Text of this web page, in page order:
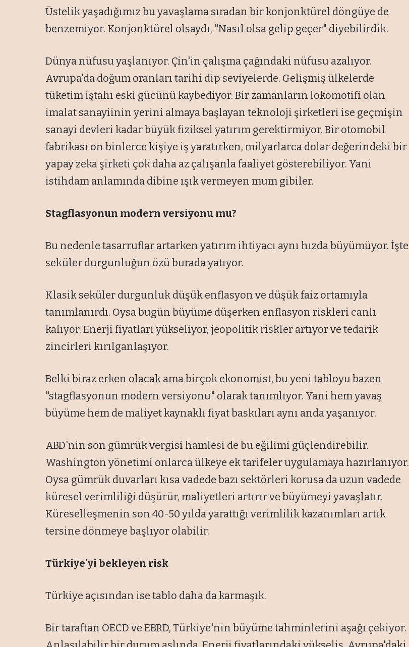
Üstelik yaşadığımız bu yavaşlama sıradan bir konjonktürel döngüye de
benzemiyor. Konjonktürel olsaydı, "Nasıl olsa gelip geçer" diyebilirdik.
Dünya nüfusu yaşlanıyor. Çin'in çalışma çağındaki nüfusu azalıyor.
Avrupa'da doğum oranları tarihi dip seviyelerde. Gelişmiş ülkelerde
tüketim iştahı eski gücünü kaybediyor. Bir zamanların lokomotifi olan
imalat sanayiinin yerini almaya başlayan teknoloji şirketleri ise geçmişin
sanayi devleri kadar büyük fiziksel yatırım gerektirmiyor. Bir otomobil
fabrikası on binlerce kişiye iş yaratırken, milyarlarca dolar değerindeki bir
yapay zeka şirketi çok daha az çalışanla faaliyet gösterebiliyor. Yani
istihdam anlamında dibine ışık vermeyen mum gibiler.
Stagflasyonun modernversiyonu mu?
Bu nedenle tasarruflar artarken yatırım ihtiyacı aynı hızda büyümüyor. İşte
seküler durgunluğun özü burada yatıyor.
Klasik seküler durgunluk düşük enflasyon ve düşük faiz ortamıyla
tanımlanırdı. Oysa bugün büyüme düşerken enflasyon riskleri canlı
kalıyor. Enerji fiyatları yükseliyor, jeopolitik riskler artıyor ve tedarik
zincirleri kırılganlaşıyor.
Belki biraz erken olacak ama birçok ekonomist, bu yeni tabloyu bazen
"stagflasyonun modern versiyonu" olarak tanımlıyor. Yani hem yavaş
büyüme hem de maliyet kaynaklı fiyat baskıları aynı anda yaşanıyor.
ABD'nin son gümrük vergisi hamlesi de bu eğilimi güçlendirebilir.
Washington yönetimi onlarca ülkeye ek tarifeler uygulamaya hazırlanıyor.
Oysa gümrük duvarları kısa vadede bazı sektörleri korusa da uzun vadede
küresel verimliliği düşürür, maliyetleri artırır ve büyümeyi yavaşlatır.
Küreselleşmenin son 40-50 yılda yarattığı verimlilik kazanımları artık
tersine dönmeye başlıyor olabilir.
Türkiye'yi bekleyen risk
Türkiye açısından ise tablo daha da karmaşık.
Bir taraftan OECD ve EBRD, Türkiye'nin büyüme tahminlerini aşağı çekiyor.